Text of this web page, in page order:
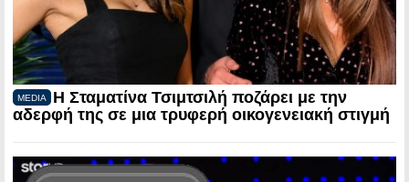
MEDIA
Η Σταματίνα Τσιμτσιλή ποζάρει με την
αδερφή της σε μια τρυφερή οικογενειακή στιγμή